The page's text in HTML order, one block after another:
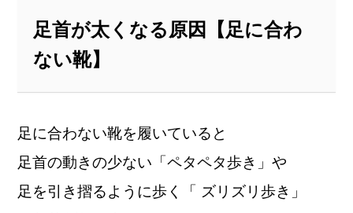
足首が太くなる原因【足に合わ
ない靴】
足に合わない靴を履いていると
足首の動きの少ない「ペタペタ歩き」や
足を引き摺るように歩く「 ズリズリ歩き」